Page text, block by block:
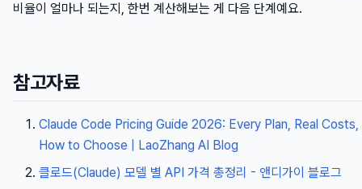
비율이 얼마나 되는지, 한번 계산해보는 게 다음 단계예요.
참고자료
Claude Code Pricing Guide 2026: Every Plan, Real Costs,
How to Choose | LaoZhang AI Blog
클로드(Claude) 모델 별 API 가격 총정리 - 앤디가이 블로그